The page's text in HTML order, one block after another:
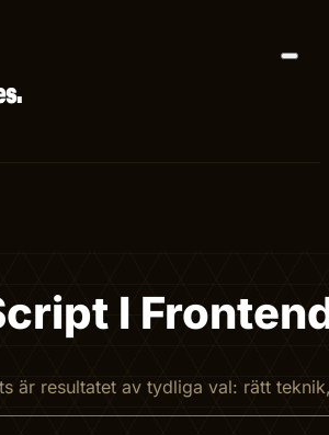
I
är resultatet av tydliga val: rätt